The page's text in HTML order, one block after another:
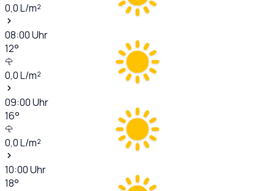
0,0L/m²
08:00Uhr
12°
0,0L/m²
09:00Uhr
16°
0,0L/m²
10:00Uhr
18°